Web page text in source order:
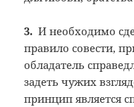
3.И необходимо
правило совести,
обладатель
задеть чужих
принцип является